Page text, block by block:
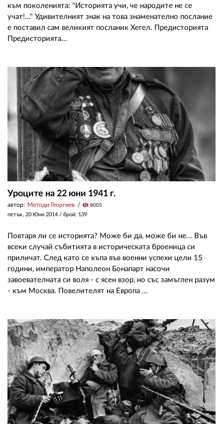
към поколенията: "Историята учи, че народите не се
учат!..." Удивителният знак на това знаменателно послание
е поставил сам великият посланик Хегел. Предисторията
Предисторията...
Уроците на 22 юни 1941 г.
автор: Методи Георгиев visibility 8005
петък, 20 Юни 2014 / брой: 139
Повтаря ли се историята? Може би да, може би не... Във
всеки случай събитията в историческата броеница си
приличат. След като се къпа във военни успехи цели 15
години, император Наполеон Бонапарт насочи
завоевателната си воля - с ясен взор, но със замъглен разум
- към Москва. Повелителят на Европа ...